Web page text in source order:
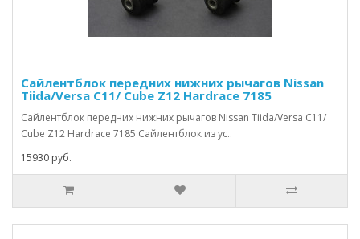
Сайлентблок передних нижних рычагов Nissan
Tiida/Versa C11/ Cube Z12 Hardrace 7185
Сайлентблок передних нижних рычагов Nissan Tiida/Versa C11/
Cube Z12 Hardrace 7185 Сайлентблок из ус..
15930 руб.